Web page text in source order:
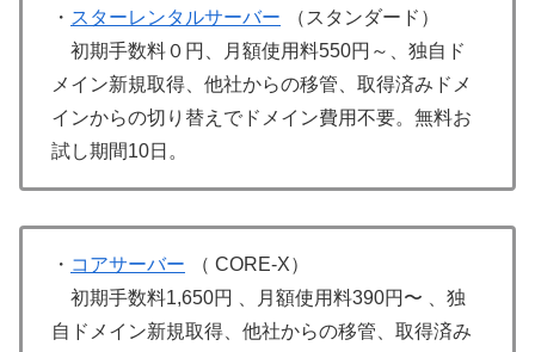
・ スターレンタルサーバー
（スタンダード）
初期手数料０円、月額使用料550円～、独自ド
メイン新規取得、他社からの移管、取得済みドメ
インからの切り替えでドメイン費用不要。無料お
試し期間10日。
・ コアサーバー
（ CORE-X）
初期手数料1,650円 、月額使用料390円〜 、独
自ドメイン新規取得、他社からの移管、取得済み